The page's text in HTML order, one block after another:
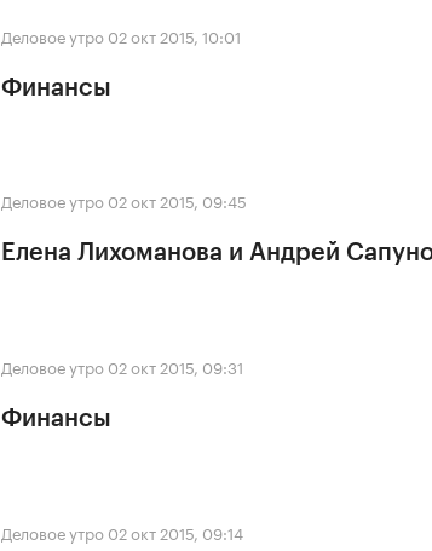
Деловое утро 02 окт 2015, 10:01
Финансы
Деловое утро 02 окт 2015, 09:45
Елена Лихоманова и Андрей
Деловое утро 02 окт 2015, 09:31
Финансы
Деловое утро 02 окт 2015, 09:14